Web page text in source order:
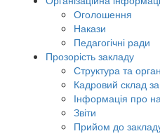
Оголошення
Накази
Педагогічні ради
Прозорість закладу
Структура та
Кадровий склад
Інформація про
Звіти
Прийом до